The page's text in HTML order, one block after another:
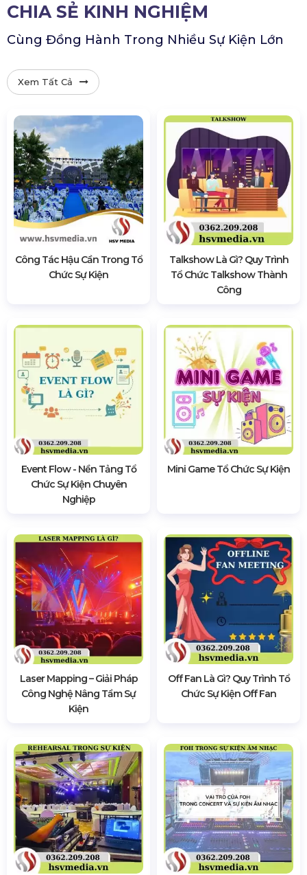
CHIA SẺ KINH NGHIỆM
Cùng Đồng Hành Trong Nhiều Sự Kiện Lớn
Xem Tất Cả
Công Tác Hậu Cần Trong Tổ
Chức Sự Kiện
Talkshow Là Gì? Quy Trình
Tổ Chức Talkshow Thành
Công
Event Flow - Nền Tảng Tổ
Chức Sự Kiện Chuyên
Nghiệp
Mini Game Tổ Chức Sự Kiện
Laser Mapping – Giải Pháp
Công Nghệ Nâng Tầm Sự
Kiện
Off Fan Là Gì? Quy Trình Tổ
Chức Sự Kiện Off Fan